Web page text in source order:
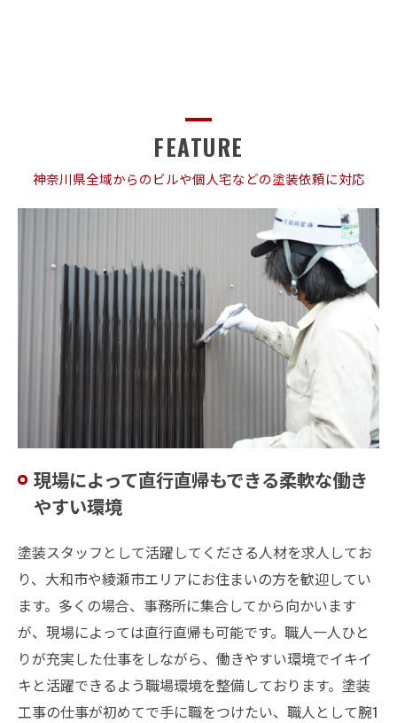
神奈川県全域からのビルや個人宅などの塗装依頼に対応
FEATURE
現場によって直行直帰もできる柔軟な働き
やすい環境
塗装スタッフとして活躍してくださる人材を求人してお
り、大和市や綾瀬市エリアにお住まいの方を歓迎してい
ます。多くの場合、事務所に集合してから向かいます
が、現場によっては直行直帰も可能です。職人一人ひと
りが充実した仕事をしながら、働きやすい環境でイキイ
キと活躍できるよう職場環境を整備しております。塗装
工事の仕事が初めてで手に職をつけたい、職人として腕1